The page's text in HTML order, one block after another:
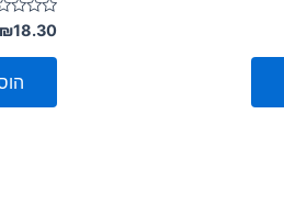
דורג
0
מתוך
₪18.30